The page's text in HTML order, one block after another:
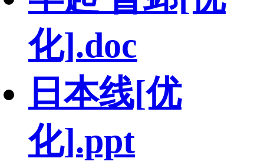
化].doc
日本线[优
化].ppt